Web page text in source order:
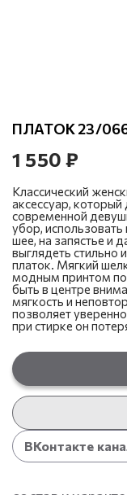
ПЛАТОК 23/
1 550 ₽
Классический
аксессуар,
современной
убор, использовать
шее, на запястье и
выглядеть стильно
платок. Мягкий
модным принтом
быть в центре
мягкость и
позволяет
при стирке он
ВКонтакте